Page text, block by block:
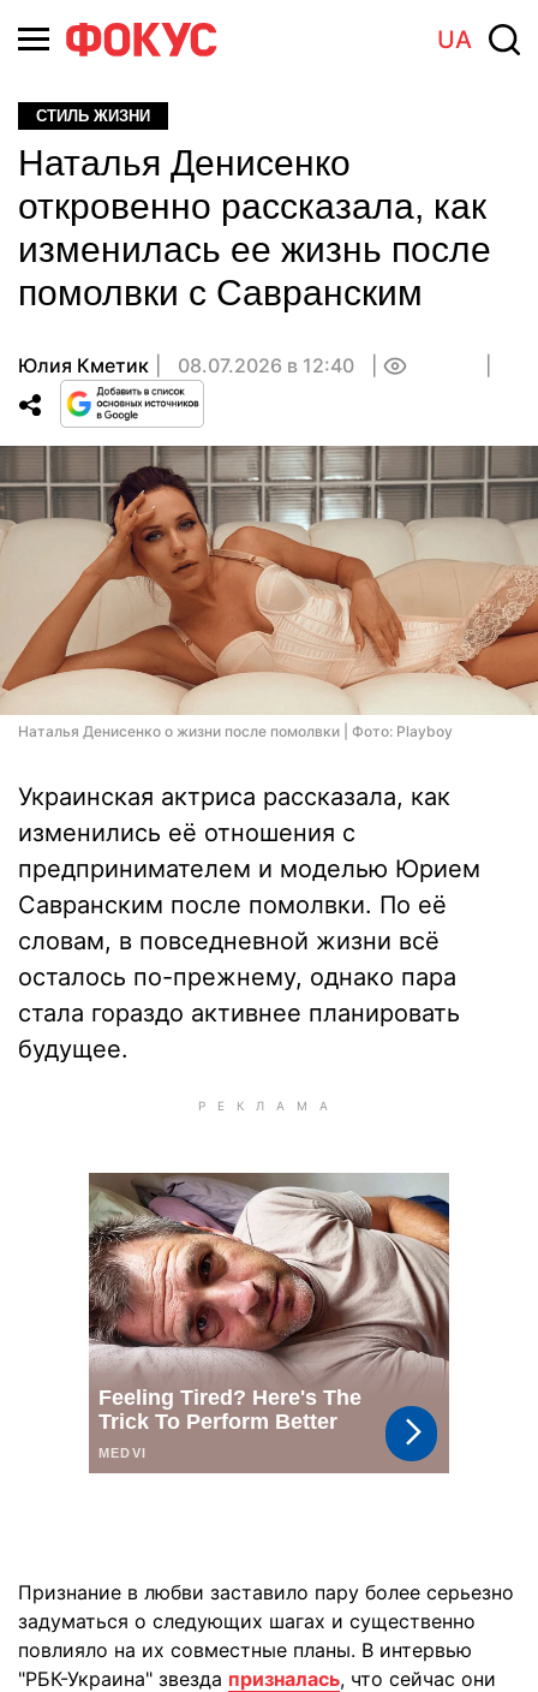
UA
СТИЛЬ ЖИЗНИ
Наталья Денисенко
откровенно рассказала, как
изменилась ее жизнь после
помолвки с Савранским
Юлия Кметик 08.07.2026 в 12:40
Наталья Денисенко о жизни после помолвки | Фото: Playboy
Украинская актриса рассказала, как
изменились её отношения с
предпринимателем и моделью Юрием
Савранским после помолвки. По её
словам, в повседневной жизни всё
осталось по-прежнему, однако пара
стала гораздо активнее планировать
будущее.
Признание в любви заставило пару более серьезно
задуматься о следующих шагах и существенно
повлияло на их совместные планы. В интервью
"РБК-Украина" звезда призналась, что сейчас они